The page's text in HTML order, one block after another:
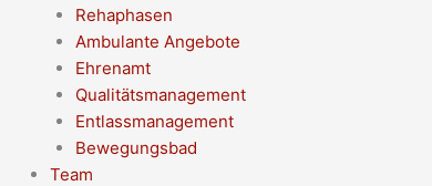
Rehaphasen
Ambulante Angebote
Ehrenamt
Qualitätsmanagement
Entlassmanagement
Bewegungsbad
Team